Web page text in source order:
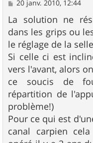
M
s
s
a
g
e
20 janv. 2010, 12:44
La solution ne
dans les grips ou
le réglage de la
Si celle ci est
vers l'avant, alors
ce soucis de
répartition de
problème!)
Pour ce qui est
canal carpien